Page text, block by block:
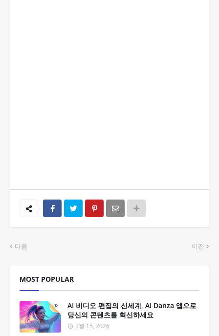
다음 이전
MOST POPULAR
AI 비디오 편집의 신세계, AI Danza 앱으로
당신의 콘텐츠를 혁신하세요
3월 15, 2026